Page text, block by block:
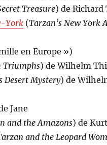
Treasure) de Richard
York (Tarzan’s New York
en Europe »)
Triumphs) de Wilhelm
Desert Mystery) de
Jane
and the Amazons) de
and the Leopard